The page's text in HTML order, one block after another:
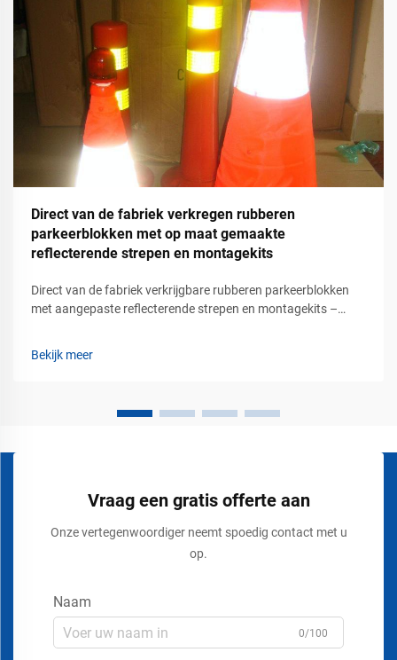
Direct van de fabriek verkregen rubberen
parkeerblokken met op maat gemaakte
reflecterende strepen en montagekits
Direct van de fabriek verkrijgbare rubberen parkeerblokken
met aangepaste reflecterende strepen en montagekits –
dan geschilderde lijnen en richtingsborden. Winkelcentra,
Bekijk meer
Vraag een gratis offerte aan
Onze vertegenwoordiger neemt spoedig contact met u
op.
Naam
0/100